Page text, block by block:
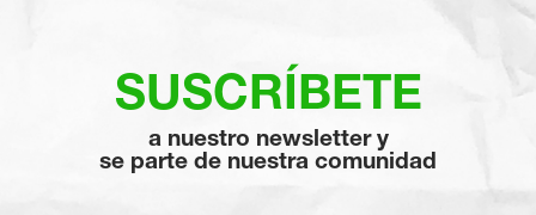
SUSCRÍBETE
a nuestro newsletter y
se parte de nuestra comunidad